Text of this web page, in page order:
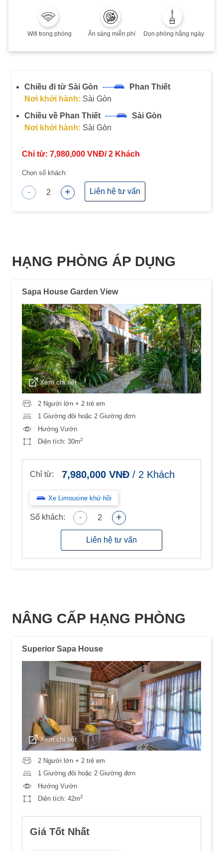
Combo không hoàn, không huỷ, không thay đổi
Wifi trong phòng Ăn sáng miễn phí Dọn phòng hằng ngày
Chiều đi từ Sài Gòn
Phan Thiết
Nơi khởi hành: Sài Gòn
Chiều về Phan Thiết
Sài Gòn
Nơi khởi hành: Sài Gòn
Chỉ từ: 7,980,000 VNĐ/2 Khách
Chọn số khách:
- 2 + Liên hệ tư vấn
HẠNG PHÒNG ÁP DỤNG
Sapa House Garden View
Xem chi tiết
2 Người lớn + 2 trẻ em
1 Giường đôi hoặc 2 Giường đơn
Hướng Vườn
Diện tích: 30m2
Chỉ từ: 7,980,000 VNĐ / 2 Khách
Xe Limousine khứ hồi
Số khách: - 2 +
Liên hệ tư vấn
NÂNG CẤP HẠNG PHÒNG
Superior Sapa House
Xem chi tiết
2 Người lớn + 2 trẻ em
1 Giường đôi hoặc 2 Giường đơn
Hướng Vườn
Diện tích: 42m2
Giá Tốt Nhất